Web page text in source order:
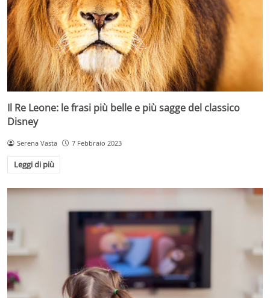
Il Re Leone: le frasi più belle e più sagge del classico
Disney
Serena Vasta 7 Febbraio 2023
Leggi di più